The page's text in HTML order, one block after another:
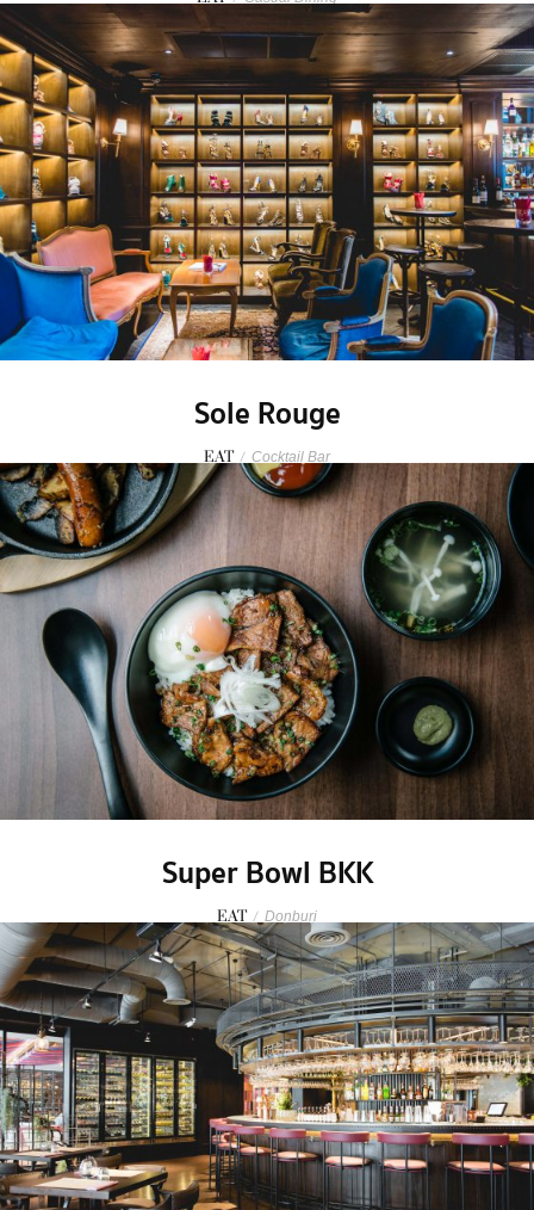
Sole Rouge
EAT / Cocktail Bar
Super Bowl BKK
EAT / Donburi